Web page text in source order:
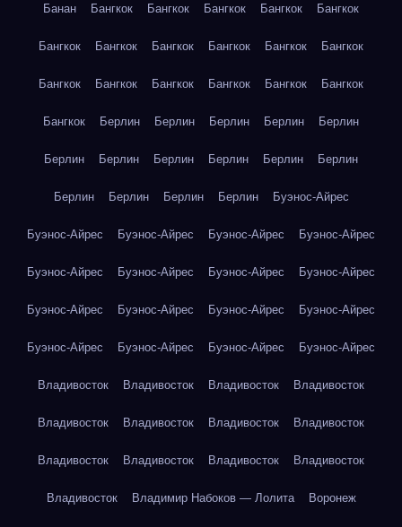
Банан Бангкок Бангкок Бангкок Бангкок Бангкок
Бангкок Бангкок Бангкок Бангкок Бангкок Бангкок
Бангкок Бангкок Бангкок Бангкок Бангкок Бангкок
Бангкок Берлин Берлин Берлин Берлин Берлин
Берлин Берлин Берлин Берлин Берлин Берлин
Берлин Берлин Берлин Берлин Буэнос-Айрес
Буэнос-Айрес Буэнос-Айрес Буэнос-Айрес Буэнос-Айрес
Буэнос-Айрес Буэнос-Айрес Буэнос-Айрес Буэнос-Айрес
Буэнос-Айрес Буэнос-Айрес Буэнос-Айрес Буэнос-Айрес
Буэнос-Айрес Буэнос-Айрес Буэнос-Айрес Буэнос-Айрес
Владивосток Владивосток Владивосток Владивосток
Владивосток Владивосток Владивосток Владивосток
Владивосток Владивосток Владивосток Владивосток
Владивосток Владимир Набоков — Лолита Воронеж